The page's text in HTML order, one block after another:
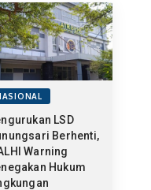
LSD
Berhenti,
Warning
Hukum